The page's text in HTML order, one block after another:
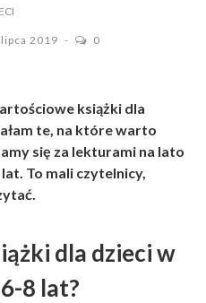
lipca 2019 0
książki dla
te, na które warto
się za lekturami na lato
To mali czytelnicy,
dla dzieci w
8 lat?